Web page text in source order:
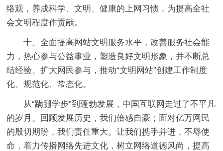
络观，养成科学、文明、健康的上网习惯，为提高全社
会文明程度作贡献。
十、全面提高网站文明服务水平，改善服务社会能
力，热心参与公益事业，塑造良好文明形象，并不断总
结经验、扩大网民参与，推动“文明网站”创建工作制度
化、规范化、常态化。
从“蹒跚学步”到蓬勃发展，中国互联网走过了不平凡
的岁月。回顾发展历史，我们倍感自豪；面对亿万网民
的殷切期盼，我们责任重大。让我们携手并进，不辱使
命，着力传播网络先进文化，树立网络道德风尚，提高